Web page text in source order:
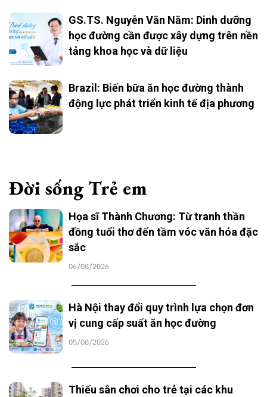
GS.TS. Nguyễn Văn Năm: Dinh dưỡng
học đường cần được xây dựng trên nền
tảng khoa học và dữ liệu
Brazil: Biến bữa ăn học đường thành
động lực phát triển kinh tế địa phương
Đời sống Trẻ em
Họa sĩ Thành Chương: Từ tranh thần
đồng tuổi thơ đến tầm vóc văn hóa đặc
sắc
06/08/2026
Hà Nội thay đổi quy trình lựa chọn đơn
vị cung cấp suất ăn học đường
05/08/2026
Thiếu sân chơi cho trẻ tại các khu